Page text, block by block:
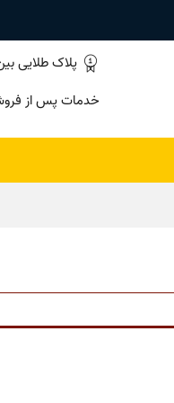
پلاک طلایی
خدمات پس از فروش ۱۲